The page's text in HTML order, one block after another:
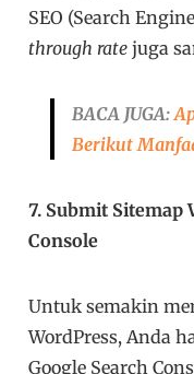
SEO (Search
through ratejuga
BACA JUGA:
Berikut
7. Submit Sitemap
Console
Untuk semakin
WordPress, Anda
Google Search